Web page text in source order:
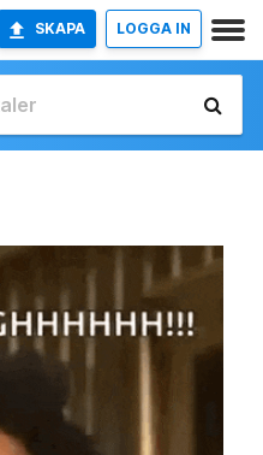
SKAPA LOGGA IN